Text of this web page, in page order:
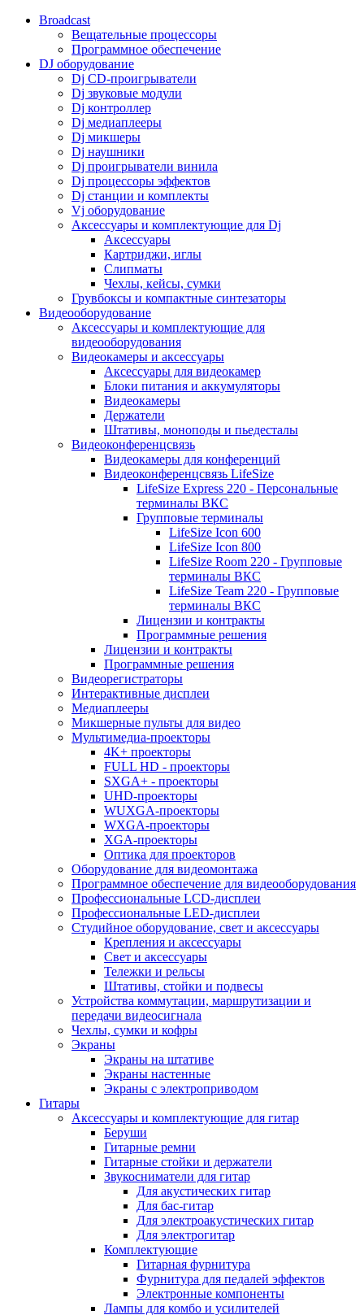
Broadcast
Вещательные процессоры
Программное обеспечение
DJ оборудование
Dj CD-проигрыватели
Dj звуковые модули
Dj контроллер
Dj медиаплееры
Dj микшеры
Dj наушники
Dj проигрыватели винила
Dj процессоры эффектов
Dj станции и комплекты
Vj оборудование
Аксессуары и комплектующие для Dj
Аксессуары
Картриджи, иглы
Слипматы
Чехлы, кейсы, сумки
Грувбоксы и компактные синтезаторы
Видеооборудование
Аксессуары и комплектующие для
видеооборудования
Видеокамеры и аксессуары
Аксессуары для видеокамер
Блоки питания и аккумуляторы
Видеокамеры
Держатели
Штативы, моноподы и пьедесталы
Видеоконференцсвязь
Видеокамеры для конференций
Видеоконференцсвязь LifeSize
LifeSize Express 220 - Персональные
терминалы ВКС
Групповые терминалы
LifeSize Icon 600
LifeSize Icon 800
LifeSize Room 220 - Групповые
терминалы ВКС
LifeSize Team 220 - Групповые
терминалы ВКС
Лицензии и контракты
Программные решения
Лицензии и контракты
Программные решения
Видеорегистраторы
Интерактивные дисплеи
Медиаплееры
Микшерные пульты для видео
Мультимедиа-проекторы
4K+ проекторы
FULL HD - проекторы
SXGA+ - проекторы
UHD-проекторы
WUXGA-проекторы
WXGA-проекторы
XGA-проекторы
Оптика для проекторов
Оборудование для видеомонтажа
Программное обеспечение для видеооборудования
Профессиональные LCD-дисплеи
Профессиональные LED-дисплеи
Студийное оборудование, свет и аксессуары
Крепления и аксессуары
Свет и аксессуары
Тележки и рельсы
Штативы, стойки и подвесы
Устройства коммутации, маршрутизации и
передачи видеосигнала
Чехлы, сумки и кофры
Экраны
Экраны на штативе
Экраны настенные
Экраны с электроприводом
Гитары
Аксессуары и комплектующие для гитар
Беруши
Гитарные ремни
Гитарные стойки и держатели
Звукосниматели для гитар
Для акустических гитар
Для бас-гитар
Для электроакустических гитар
Для электрогитар
Комплектующие
Гитарная фурнитура
Фурнитура для педалей эффектов
Электронные компоненты
Лампы для комбо и усилителей